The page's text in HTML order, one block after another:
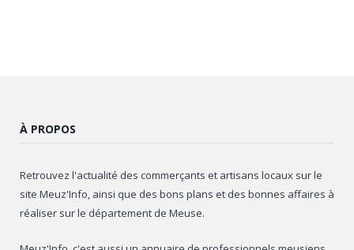
À PROPOS
Retrouvez l'actualité des commerçants et artisans locaux sur le
site Meuz'Info, ainsi que des bons plans et des bonnes affaires à
réaliser sur le département de Meuse.